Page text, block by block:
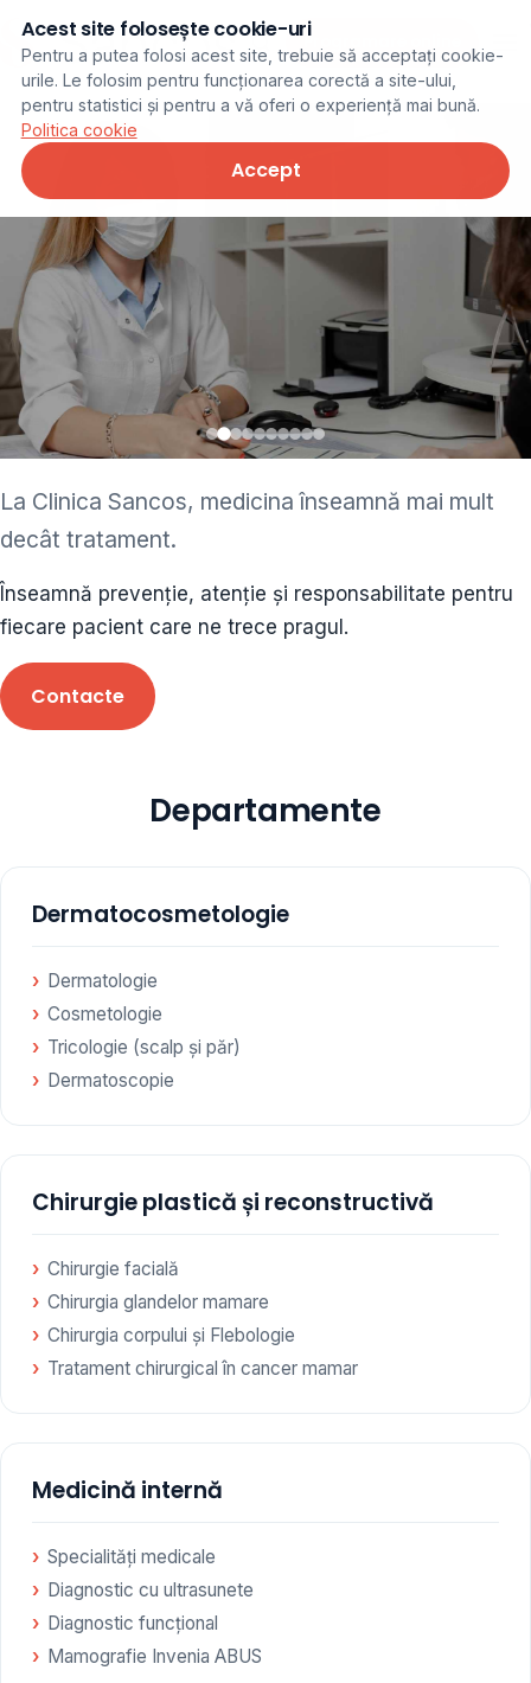
Programare online
ginecolog • cardiolog •
ORL • endocrinolog
Cât și alte specialități medicale, toate în cadrul aceleiași
Clinici
Programare
La Clinica Sancos, medicina înseamnă mai mult
decât tratament.
Înseamnă prevenție, atenție și responsabilitate pentru
fiecare pacient care ne trece pragul.
Contacte
Departamente
Dermatocosmetologie
Dermatologie
Cosmetologie
Tricologie (scalp și păr)
Dermatoscopie
Chirurgie plastică și reconstructivă
Chirurgie facială
Chirurgia glandelor mamare
Chirurgia corpului și Flebologie
Tratament chirurgical în cancer mamar
Medicină internă
Specialități medicale
Diagnostic cu ultrasunete
Diagnostic funcțional
Mamografie Invenia ABUS
Acest site folosește cookie-uri
Pentru a putea folosi acest site, trebuie să acceptați cookie-
urile. Le folosim pentru funcționarea corectă a site-ului,
pentru statistici și pentru a vă oferi o experiență mai bună.
Politica cookie
Accept